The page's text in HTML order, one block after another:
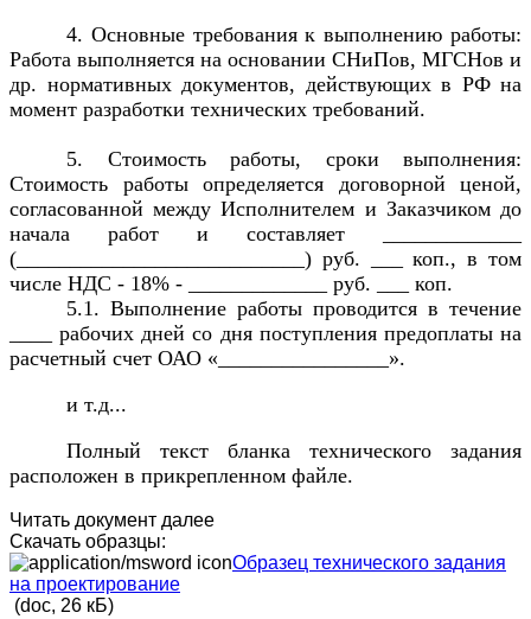
4. Основные требования к выполнению работы:
Работа выполняется на основании СНиПов, МГСНов и
др. нормативных документов, действующих в РФ на
момент разработки технических требований.
5. Стоимость работы, сроки выполнения:
Стоимость работы определяется договорной ценой,
согласованной между Исполнителем и Заказчиком до
начала работ и составляет _____________
(___________________________) руб. ___ коп., в том
числе НДС - 18% - _____________ руб. ___ коп.
5.1. Выполнение работы проводится в течение
____ рабочих дней со дня поступления предоплаты на
расчетный счет ОАО «________________».
и т.д...
Полный текст бланка технического задания
расположен в прикрепленном файле.
Читать документ далее
Скачать образцы:
Образец технического задания
на проектирование
(doc, 26 кБ)